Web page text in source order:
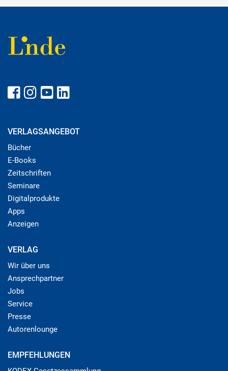
VERLAGSANGEBOT
Bücher
E-Books
Zeitschriften
Seminare
Digitalprodukte
Apps
Anzeigen
VERLAG
Wir über uns
Ansprechpartner
Jobs
Service
Presse
Autorenlounge
EMPFEHLUNGEN